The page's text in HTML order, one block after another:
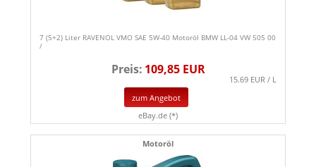
7 (5+2) Liter RAVENOL VMO SAE 5W-40 Motoröl BMW LL-04 VW 505 00
/
Preis: 109,85 EUR
15.69 EUR / L
zum Angebot
eBay.de (*)
Motoröl